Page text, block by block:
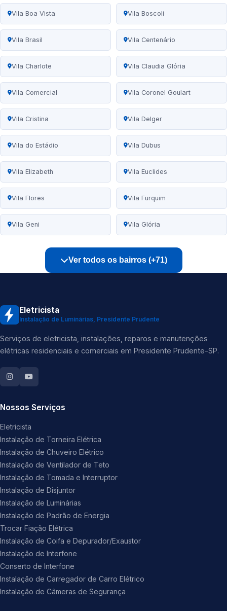
Vila Boa Vista Vila Boscoli
Vila Brasil Vila Centenário
Vila Charlote Vila Claudia Glória
Vila Comercial Vila Coronel Goulart
Vila Cristina Vila Delger
Vila do Estádio Vila Dubus
Vila Elizabeth Vila Euclides
Vila Flores Vila Furquim
Vila Geni Vila Glória
Ver todos os bairros (+71)
Eletricista
Instalação de Luminárias, Presidente Prudente
Serviços de eletricista, instalações, reparos e manutenções
elétricas residenciais e comerciais em Presidente Prudente-SP.
Nossos Serviços
Eletricista
Instalação de Torneira Elétrica
Instalação de Chuveiro Elétrico
Instalação de Ventilador de Teto
Instalação de Tomada e Interruptor
Instalação de Disjuntor
Instalação de Luminárias
Instalação de Padrão de Energia
Trocar Fiação Elétrica
Instalação de Coifa e Depurador/Exaustor
Instalação de Interfone
Conserto de Interfone
Instalação de Carregador de Carro Elétrico
Instalação de Câmeras de Segurança